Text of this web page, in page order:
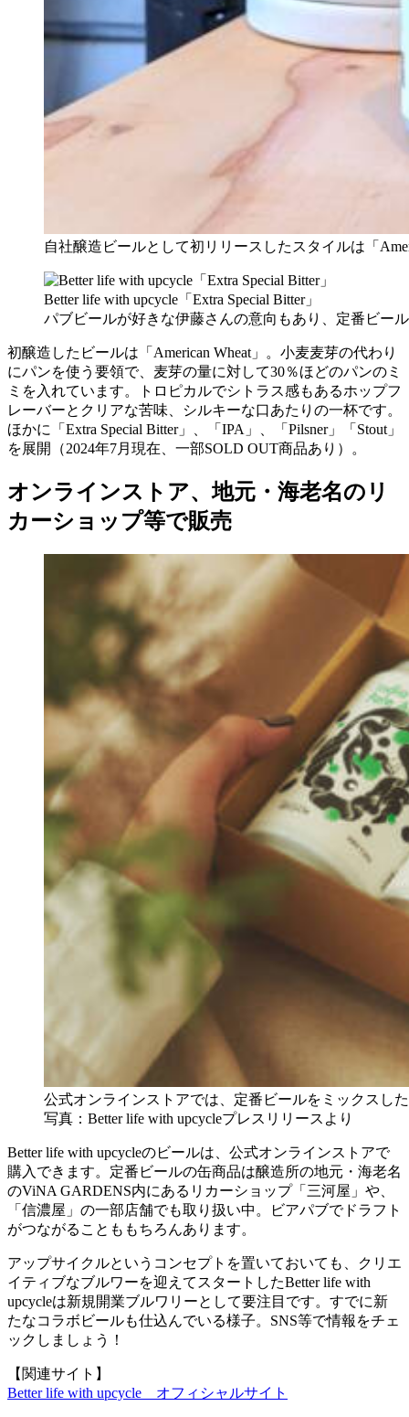
自社醸造ビールとして初リリースしたスタイルは「
Better life with upcycle「Extra Special Bitter」
パブビールが好きな伊藤さんの意向もあり、定番ビー
初醸造したビールは「American Wheat」。小麦麦芽の代わり
にパンを使う要領で、麦芽の量に対して30％ほどのパンのミ
ミを入れています。トロピカルでシトラス感もあるホップフ
レーバーとクリアな苦味、シルキーな口あたりの一杯です。
ほかに「Extra Special Bitter」、「IPA」、「Pilsner」「Stout」
を展開（2024年7月現在、一部SOLD OUT商品あり）。
オンラインストア、地元・海老名のリ
カーショップ等で販売
公式オンラインストアでは、定番ビールをミックスし
写真：Better life with upcycleプレスリリースより
Better life with upcycleのビールは、公式オンラインストアで
購入できます。定番ビールの缶商品は醸造所の地元・海老名
のViNA GARDENS内にあるリカーショップ「三河屋」や、
「信濃屋」の一部店舗でも取り扱い中。ビアパブでドラフト
がつながることももちろんあります。
アップサイクルというコンセプトを置いておいても、クリエ
イティブなブルワーを迎えてスタートしたBetter life with
upcycleは新規開業ブルワリーとして要注目です。すでに新
たなコラボビールも仕込んでいる様子。SNS等で情報をチェ
ックしましょう！
【関連サイト】
Better life with upcycle オフィシャルサイト